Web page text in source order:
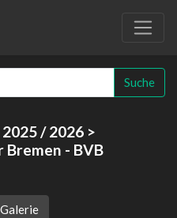
Suche
/ 2026 >
Bremen - BVB